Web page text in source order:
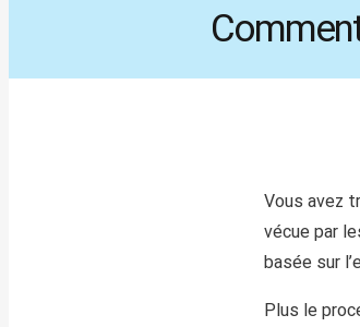
Vous avez
vécue par
basée sur
Plus le